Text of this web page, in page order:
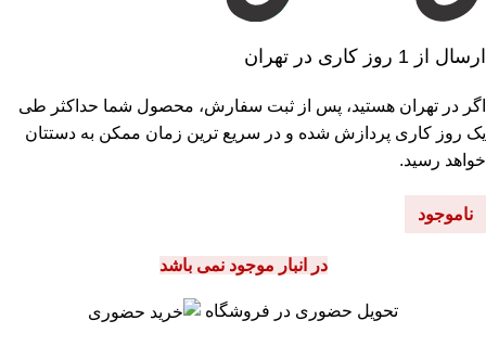
ارسال از 1 روز کاری در تهران
اگر در تهران هستید، پس از ثبت سفارش، محصول شما حداکثر طی
یک روز کاری پردازش شده و در سریع ترین زمان ممکن به دستتان
خواهد رسید.
ناموجود
در انبار موجود نمی باشد
تحویل حضوری در فروشگاه